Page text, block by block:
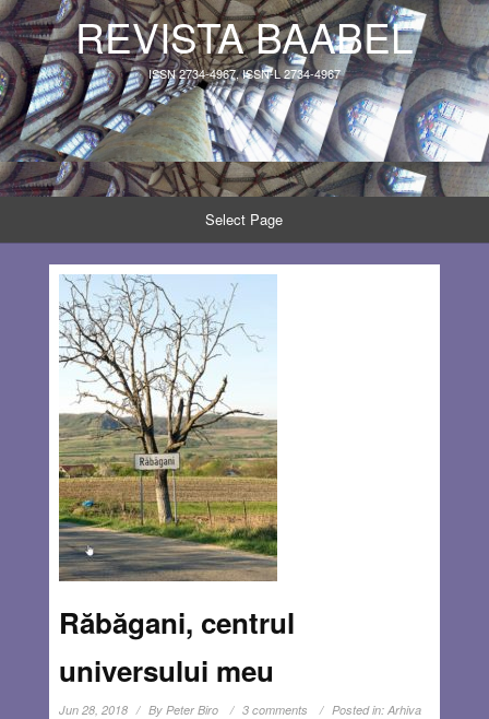
REVISTA BAABEL
ISSN 2734-4967, ISSN-L 2734-4967
Select Page
Răbăgani, centrul
universului meu
Jun 28, 2018 By Peter Biro 3 comments Posted in: Arhiva